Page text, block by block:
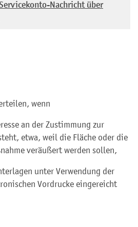
Nachricht über
wenn
an der Zustimmung zur
etwa, weil die Fläche oder die
veräußert werden sollen,
unter Verwendung der
Vordrucke eingereicht